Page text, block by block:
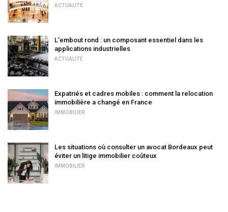
ACTUALITÉ
L’embout rond : un composant essentiel dans les
applications industrielles
ACTUALITÉ
Expatriés et cadres mobiles : comment la relocation
immobilière a changé en France
IMMOBILIER
Les situations où consulter un avocat Bordeaux peut
éviter un litige immobilier coûteux
IMMOBILIER